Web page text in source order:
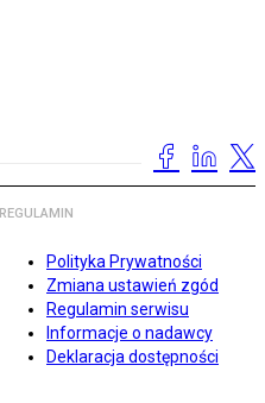
REGULAMIN
Polityka Prywatności
Zmiana ustawień zgód
Regulamin serwisu
Informacje o nadawcy
Deklaracja dostępności